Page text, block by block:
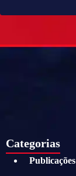
Categorias
Publicações